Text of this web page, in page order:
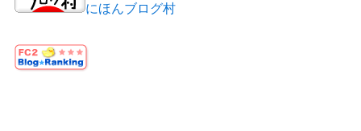
にほんブログ村